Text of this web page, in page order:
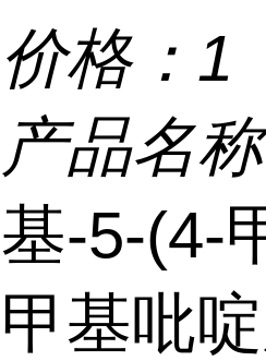
价格： 1
产品名称
基-5-(4-
甲基吡